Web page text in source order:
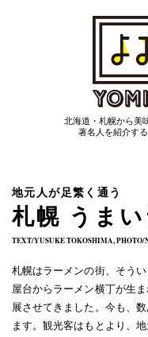
みるもん
あたらしもん
北海道・札幌から美
著名人を紹介す
地元人が足繁く通う
札幌 うま
TEXT/YUSUKE TOKOSHIMA,
札幌はラーメンの街、そう
屋台からラーメン横丁が生
展させてきました。今も、
ます。観光客はもとより、